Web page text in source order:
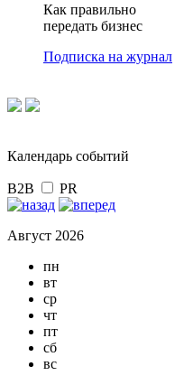
Как правильно
передать бизнес
Подписка на журнал
Календарь событий
B2B PR
Август 2026
пн
вт
ср
чт
пт
сб
вс